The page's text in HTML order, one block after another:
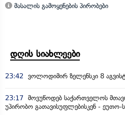
მასალის გამოყენების პირობები
დღის სიახლეები
23:42 ვოლოდიმირ ზელენსკი 8
23:17 მოვუწოდებ საქართველოს
უპირობო გათავისუფლებისკენ - ეუთო-